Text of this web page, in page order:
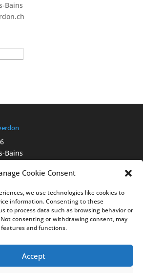
Cookie Consent
we use technologies like cookies to
information. Consenting to these
to process data such as browsing behavior or
consenting or withdrawing consent, may
and functions.
Accept
Bains
Bains